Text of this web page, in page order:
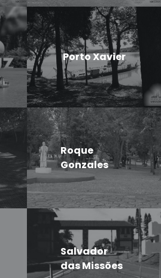
Porto Xavier
Roque
Gonzales
Salvador
das Missões